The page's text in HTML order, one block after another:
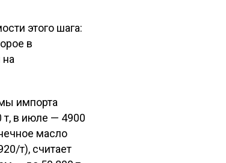
этого шага:
в
на
импорта
т, в июле — 4900
масло
т), считает